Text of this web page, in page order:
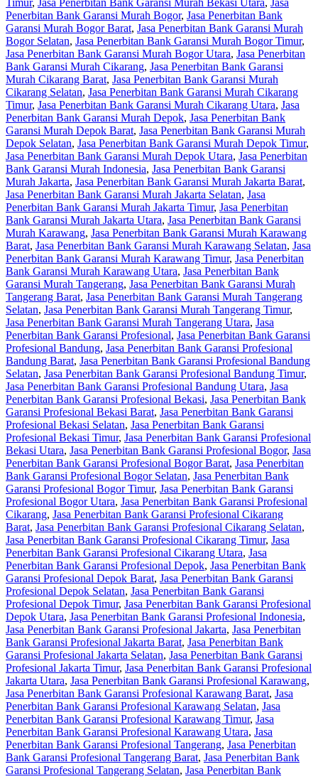
Timur, Jasa Penerbitan Bank Garansi Murah Bekasi Utara, Jasa
Penerbitan Bank Garansi Murah Bogor, Jasa Penerbitan Bank
Garansi Murah Bogor Barat, Jasa Penerbitan Bank Garansi Murah
Bogor Selatan, Jasa Penerbitan Bank Garansi Murah Bogor Timur,
Jasa Penerbitan Bank Garansi Murah Bogor Utara, Jasa Penerbitan
Bank Garansi Murah Cikarang, Jasa Penerbitan Bank Garansi
Murah Cikarang Barat, Jasa Penerbitan Bank Garansi Murah
Cikarang Selatan, Jasa Penerbitan Bank Garansi Murah Cikarang
Timur, Jasa Penerbitan Bank Garansi Murah Cikarang Utara, Jasa
Penerbitan Bank Garansi Murah Depok, Jasa Penerbitan Bank
Garansi Murah Depok Barat, Jasa Penerbitan Bank Garansi Murah
Depok Selatan, Jasa Penerbitan Bank Garansi Murah Depok Timur,
Jasa Penerbitan Bank Garansi Murah Depok Utara, Jasa Penerbitan
Bank Garansi Murah Indonesia, Jasa Penerbitan Bank Garansi
Murah Jakarta, Jasa Penerbitan Bank Garansi Murah Jakarta Barat,
Jasa Penerbitan Bank Garansi Murah Jakarta Selatan, Jasa
Penerbitan Bank Garansi Murah Jakarta Timur, Jasa Penerbitan
Bank Garansi Murah Jakarta Utara, Jasa Penerbitan Bank Garansi
Murah Karawang, Jasa Penerbitan Bank Garansi Murah Karawang
Barat, Jasa Penerbitan Bank Garansi Murah Karawang Selatan, Jasa
Penerbitan Bank Garansi Murah Karawang Timur, Jasa Penerbitan
Bank Garansi Murah Karawang Utara, Jasa Penerbitan Bank
Garansi Murah Tangerang, Jasa Penerbitan Bank Garansi Murah
Tangerang Barat, Jasa Penerbitan Bank Garansi Murah Tangerang
Selatan, Jasa Penerbitan Bank Garansi Murah Tangerang Timur,
Jasa Penerbitan Bank Garansi Murah Tangerang Utara, Jasa
Penerbitan Bank Garansi Profesional, Jasa Penerbitan Bank Garansi
Profesional Bandung, Jasa Penerbitan Bank Garansi Profesional
Bandung Barat, Jasa Penerbitan Bank Garansi Profesional Bandung
Selatan, Jasa Penerbitan Bank Garansi Profesional Bandung Timur,
Jasa Penerbitan Bank Garansi Profesional Bandung Utara, Jasa
Penerbitan Bank Garansi Profesional Bekasi, Jasa Penerbitan Bank
Garansi Profesional Bekasi Barat, Jasa Penerbitan Bank Garansi
Profesional Bekasi Selatan, Jasa Penerbitan Bank Garansi
Profesional Bekasi Timur, Jasa Penerbitan Bank Garansi Profesional
Bekasi Utara, Jasa Penerbitan Bank Garansi Profesional Bogor, Jasa
Penerbitan Bank Garansi Profesional Bogor Barat, Jasa Penerbitan
Bank Garansi Profesional Bogor Selatan, Jasa Penerbitan Bank
Garansi Profesional Bogor Timur, Jasa Penerbitan Bank Garansi
Profesional Bogor Utara, Jasa Penerbitan Bank Garansi Profesional
Cikarang, Jasa Penerbitan Bank Garansi Profesional Cikarang
Barat, Jasa Penerbitan Bank Garansi Profesional Cikarang Selatan,
Jasa Penerbitan Bank Garansi Profesional Cikarang Timur, Jasa
Penerbitan Bank Garansi Profesional Cikarang Utara, Jasa
Penerbitan Bank Garansi Profesional Depok, Jasa Penerbitan Bank
Garansi Profesional Depok Barat, Jasa Penerbitan Bank Garansi
Profesional Depok Selatan, Jasa Penerbitan Bank Garansi
Profesional Depok Timur, Jasa Penerbitan Bank Garansi Profesional
Depok Utara, Jasa Penerbitan Bank Garansi Profesional Indonesia,
Jasa Penerbitan Bank Garansi Profesional Jakarta, Jasa Penerbitan
Bank Garansi Profesional Jakarta Barat, Jasa Penerbitan Bank
Garansi Profesional Jakarta Selatan, Jasa Penerbitan Bank Garansi
Profesional Jakarta Timur, Jasa Penerbitan Bank Garansi Profesional
Jakarta Utara, Jasa Penerbitan Bank Garansi Profesional Karawang,
Jasa Penerbitan Bank Garansi Profesional Karawang Barat, Jasa
Penerbitan Bank Garansi Profesional Karawang Selatan, Jasa
Penerbitan Bank Garansi Profesional Karawang Timur, Jasa
Penerbitan Bank Garansi Profesional Karawang Utara, Jasa
Penerbitan Bank Garansi Profesional Tangerang, Jasa Penerbitan
Bank Garansi Profesional Tangerang Barat, Jasa Penerbitan Bank
Garansi Profesional Tangerang Selatan, Jasa Penerbitan Bank